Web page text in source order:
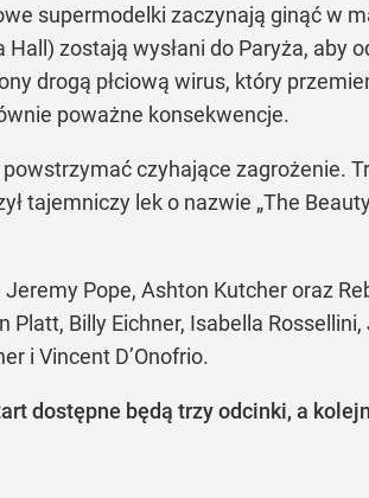
supermodelki zaczynają ginąć w
zostają wysłani do Paryża, aby
drogą płciową wirus, który
poważne konsekwencje.
czyhające zagrożenie.
tajemniczy lek o nazwie „The
Pope, Ashton Kutcher oraz
Platt, Billy Eichner, Isabella
i Vincent D’Onofrio.
dostępne będą trzy odcinki, a